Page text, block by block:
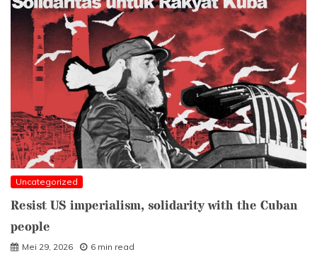
Uncategorized
Resist US imperialism, solidarity with the Cuban
people
Mei 29, 2026 6 min read